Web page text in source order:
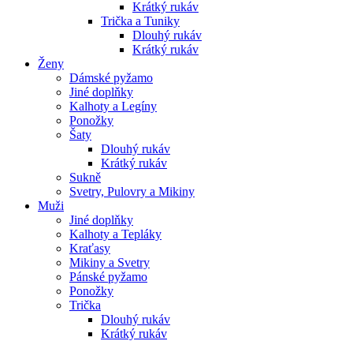
Krátký rukáv
Trička a Tuniky
Dlouhý rukáv
Krátký rukáv
Ženy
Dámské pyžamo
Jiné doplňky
Kalhoty a Legíny
Ponožky
Šaty
Dlouhý rukáv
Krátký rukáv
Sukně
Svetry, Pulovry a Mikiny
Muži
Jiné doplňky
Kalhoty a Tepláky
Kraťasy
Mikiny a Svetry
Pánské pyžamo
Ponožky
Trička
Dlouhý rukáv
Krátký rukáv